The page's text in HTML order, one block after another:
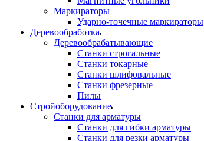
Маркираторы
Ударно-точечные маркираторы
Деревообработка
Деревообрабатывающие
Станки строгальные
Станки токарные
Станки шлифовальные
Станки фрезерные
Пилы
Стройоборудование
Станки для арматуры
Станки для гибки арматуры
Станки для резки арматуры